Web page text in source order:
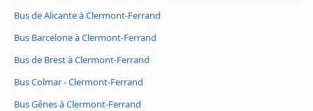
Bus de Alicante à Clermont-Ferrand
Bus Barcelone à Clermont-Ferrand
Bus de Brest à Clermont-Ferrand
Bus Colmar - Clermont-Ferrand
Bus Gênes à Clermont-Ferrand